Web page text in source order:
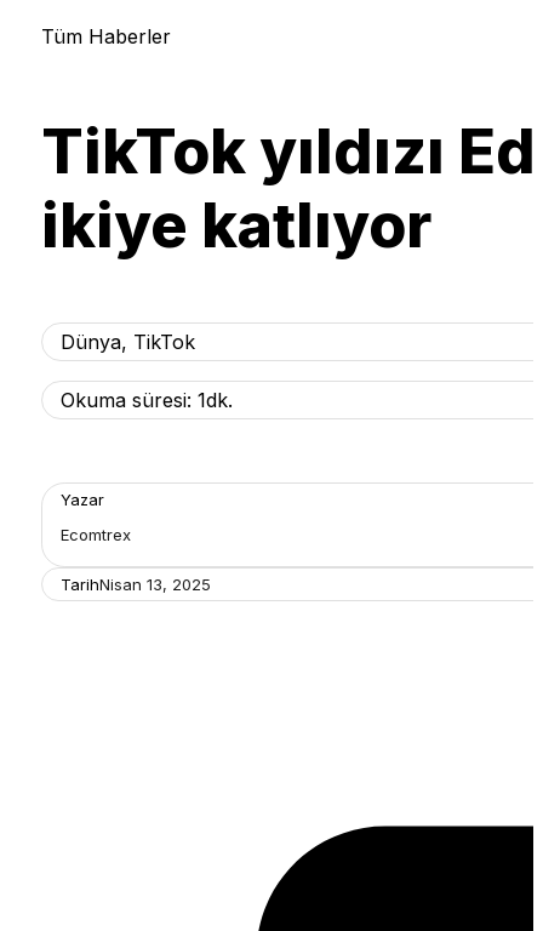
Tüm Haberler
TikTok yıldızı
ikiye katlıyor
Dünya, TikTok
Okuma süresi: 1dk.
Yazar
Ecomtrex
TarihNisan 13, 2025